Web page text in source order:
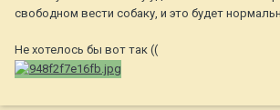
свободном вести собаку, и это будет
Не хотелось бы вот так ((